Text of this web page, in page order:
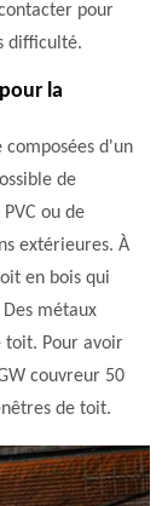
pour
difficulté.
la
composées d'un
de
ou de
extérieures. À
en bois qui
métaux
toit. Pour avoir
couvreur 50
de toit.